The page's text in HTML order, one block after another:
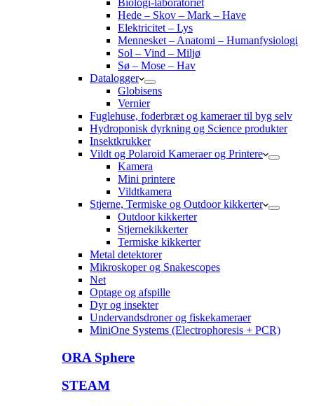
Hede – Skov – Mark – Have
Elektricitet – Lys
Mennesket – Anatomi – Humanfysiologi
Sol – Vind – Miljø
Sø – Mose – Hav
Datalogger
Globisens
Vernier
Fuglehuse, foderbræt og kameraer til byg selv
Hydroponisk dyrkning og Science produkter
Insektkrukker
Vildt og Polaroid Kameraer og Printere
Kamera
Mini printere
Vildtkamera
Stjerne, Termiske og Outdoor kikkerter
Outdoor kikkerter
Stjernekikkerter
Termiske kikkerter
Metal detektorer
Mikroskoper og Snakescopes
Net
Optage og afspille
Dyr og insekter
Undervandsdroner og fiskekameraer
MiniOne Systems (Electrophoresis + PCR)
ORA Sphere
STEAM